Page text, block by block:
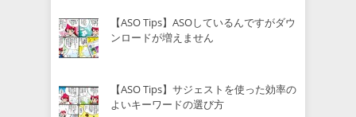
【ASO Tips】ASOしているんですがダウ
ンロードが増えません
【ASO Tips】サジェストを使った効率の
よいキーワードの選び方